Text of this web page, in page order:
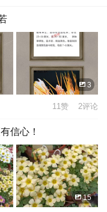
3
11赞 2评论
信心！
15